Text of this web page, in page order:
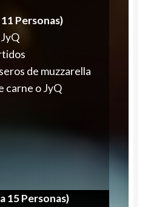
Personas)
de muzzarella
carne o JyQ
15 Personas)